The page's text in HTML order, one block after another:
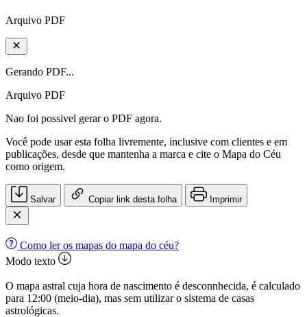
Arquivo PDF
Gerando PDF...
Arquivo PDF
Nao foi possivel gerar o PDF agora.
Você pode usar esta folha livremente, inclusive com clientes e em
publicações, desde que mantenha a marca e cite o Mapa do Céu
como origem.
Salvar Copiar link desta folha Imprimir
Como ler os mapas do mapa do céu?
Modo texto
O mapa astral cuja hora de nascimento é desconnhecida, é calculado
para 12:00 (meio-dia), mas sem utilizar o sistema de casas
astrológicas.